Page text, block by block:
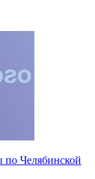
по Челябинской